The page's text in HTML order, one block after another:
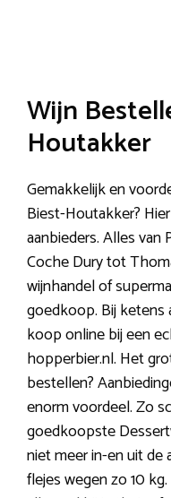
Wijn
Houtakker
Gemakkelijk en
Biest-Houtakker?
aanbieders. Alles van
Coche Dury tot
wijnhandel of
goedkoop. Bij ketens
koop online bij een
hopperbier.nl. Het
bestellen?
enorm voordeel. Zo
goedkoopste
niet meer in-en uit de
flejes wegen zo 10